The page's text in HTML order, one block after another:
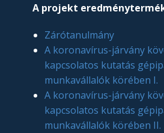
A projekt
Zárótanulmány
A koronavírus-járvány
kapcsolatos kutatás
munkavállalók körében I.
A koronavírus-járvány
kapcsolatos kutatás
munkavállalók körében II.